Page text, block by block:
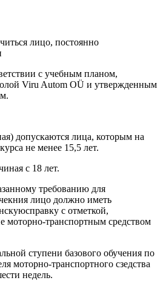
лицо, постоянно
с учебным планом,
Viru Autom OÜ и утвержденным
допускаются лица, которым на
не менее 15,5 лет.
с 18 лет.
требованию для
лицо должно иметь
с отметкой,
моторно-транспортным средством
ступени базового обучения по
моторно-транспортного сзедства
недель.